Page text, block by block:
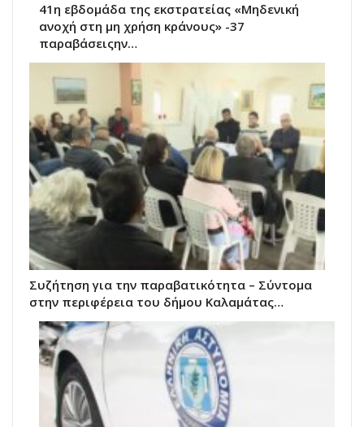
41η εβδομάδα της εκστρατείας «Μηδενική
ανοχή στη μη χρήση κράνους» -37
παραβάσειςην…
Συζήτηση για την παραβατικότητα – Σύντομα
στην περιφέρεια του δήμου Καλαμάτας…